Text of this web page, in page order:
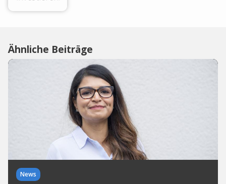
Ähnliche Beiträge
News